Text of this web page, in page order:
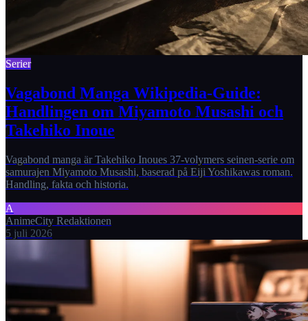
Serier
Vagabond Manga Wikipedia-Guide:
Handlingen om Miyamoto Musashi och
Takehiko Inoue
Vagabond manga är Takehiko Inoues 37-volymers seinen-serie om
samurajen Miyamoto Musashi, baserad på Eiji Yoshikawas roman.
Handling, fakta och historia.
A
AnimeCity Redaktionen
5 juli 2026